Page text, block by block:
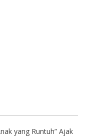
yang Runtuh” Ajak